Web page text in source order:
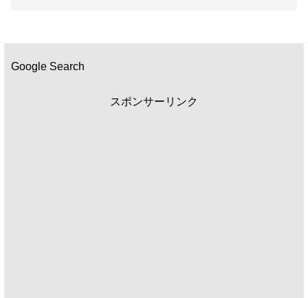
Google Search
スポンサーリンク